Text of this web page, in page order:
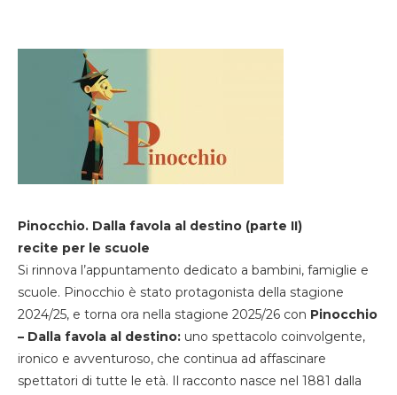
Pinocchio. Dalla favola al destino (parte II)
recite per le scuole
Si rinnova l’appuntamento dedicato a bambini, famiglie e
scuole. Pinocchio è stato protagonista della stagione
2024/25, e torna ora nella stagione 2025/26 con Pinocchio
– Dalla favola al destino: uno spettacolo coinvolgente,
ironico e avventuroso, che continua ad affascinare
spettatori di tutte le età. Il racconto nasce nel 1881 dalla